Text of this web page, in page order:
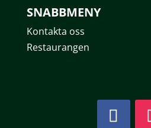
SNABBMENY
Kontakta oss
Restaurangen